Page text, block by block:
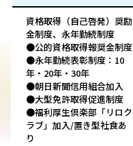
資格取得（自己啓発）奨励
金制度、永年勤続制度
●公的資格取得報奨金制度
●永年勤続表彰制度：10
年・20年・30年
●朝日新聞信用組合加入
●大型免許取得促進制度
●福利厚生倶楽部「リロク
ラブ」加入/置き型社食あ
り